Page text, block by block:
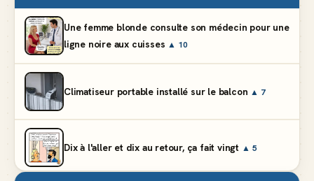
Une femme blonde consulte son médecin pour une
ligne noire aux cuisses ▲ 10
Climatiseur portable installé sur le balcon ▲ 7
Dix à l'aller et dix au retour, ça fait vingt ▲ 5